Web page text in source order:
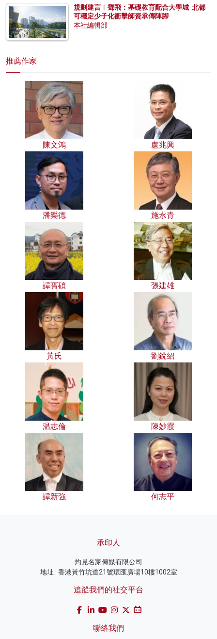
規劃建言︱鄧飛：基礎教育配合大學城 北都
可穩定少子化衝擊師資承傳陣腳
本社編輯部
推薦作家
陳文鴻 盧兆興
潘樂德 施永青
譚寶碩 張建雄
黃氏 劉銳紹
温志倫 陳妙霞
譚新強 何志平
承印人
灼見名家傳媒有限公司
地址 : 香港黃竹坑道21號環匯廣場10樓1002室
追蹤我們的社交平台
聯絡我們